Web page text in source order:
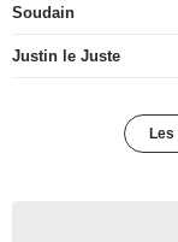
Soudain
Justin le Juste
Les